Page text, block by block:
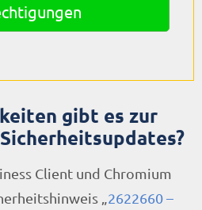
gibt es zur
Client und Chromium
„ 2622660 –